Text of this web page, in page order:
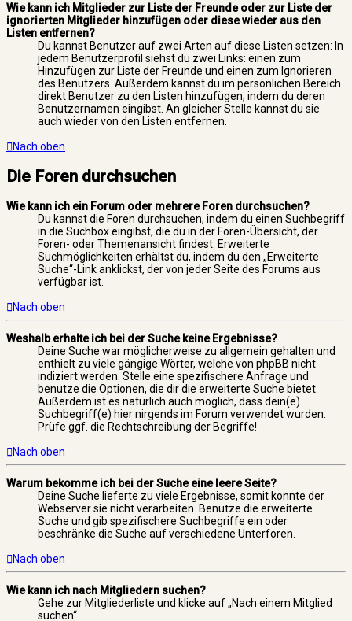
Wie kann ich Mitglieder zur Liste der Freunde oder zur Liste der
ignorierten Mitglieder hinzufügen oder diese wieder aus den
Listen entfernen?
Du kannst Benutzer auf zwei Arten auf diese Listen setzen: In
jedem Benutzerprofil siehst du zwei Links: einen zum
Hinzufügen zur Liste der Freunde und einen zum Ignorieren
des Benutzers. Außerdem kannst du im persönlichen Bereich
direkt Benutzer zu den Listen hinzufügen, indem du deren
Benutzernamen eingibst. An gleicher Stelle kannst du sie
auch wieder von den Listen entfernen.
Nach oben
Die Foren durchsuchen
Wie kann ich ein Forum oder mehrere Foren durchsuchen?
Du kannst die Foren durchsuchen, indem du einen Suchbegriff
in die Suchbox eingibst, die du in der Foren-Übersicht, der
Foren- oder Themenansicht findest. Erweiterte
Suchmöglichkeiten erhältst du, indem du den „Erweiterte
Suche“-Link anklickst, der von jeder Seite des Forums aus
verfügbar ist.
Nach oben
Weshalb erhalte ich bei der Suche keine Ergebnisse?
Deine Suche war möglicherweise zu allgemein gehalten und
enthielt zu viele gängige Wörter, welche von phpBB nicht
indiziert werden. Stelle eine spezifischere Anfrage und
benutze die Optionen, die dir die erweiterte Suche bietet.
Außerdem ist es natürlich auch möglich, dass dein(e)
Suchbegriff(e) hier nirgends im Forum verwendet wurden.
Prüfe ggf. die Rechtschreibung der Begriffe!
Nach oben
Warum bekomme ich bei der Suche eine leere Seite?
Deine Suche lieferte zu viele Ergebnisse, somit konnte der
Webserver sie nicht verarbeiten. Benutze die erweiterte
Suche und gib spezifischere Suchbegriffe ein oder
beschränke die Suche auf verschiedene Unterforen.
Nach oben
Wie kann ich nach Mitgliedern suchen?
Gehe zur Mitgliederliste und klicke auf „Nach einem Mitglied
suchen“.